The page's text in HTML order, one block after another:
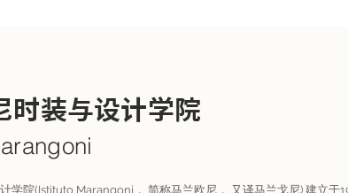
时装与设计学院
学院(Istituto Marangoni， 简称马兰欧尼， 又译马兰戈尼) 建立于